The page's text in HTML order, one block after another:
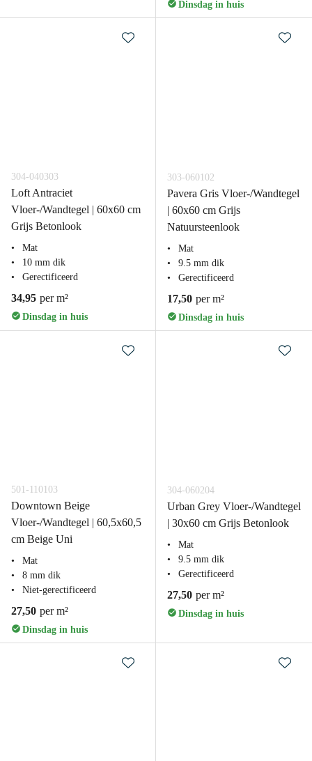
Dinsdag in huis
304-040303
Loft Antraciet
Vloer-/Wandtegel | 60x60 cm
Grijs Betonlook
Mat
10 mm dik
Gerectificeerd
34,95 per m²
Dinsdag in huis
303-060102
Pavera Gris Vloer-/Wandtegel
| 60x60 cm Grijs
Natuursteenlook
Mat
9.5 mm dik
Gerectificeerd
17,50 per m²
Dinsdag in huis
501-110103
Downtown Beige
Vloer-/Wandtegel | 60,5x60,5
cm Beige Uni
Mat
8 mm dik
Niet-gerectificeerd
27,50 per m²
Dinsdag in huis
304-060204
Urban Grey Vloer-/Wandtegel
| 30x60 cm Grijs Betonlook
Mat
9.5 mm dik
Gerectificeerd
27,50 per m²
Dinsdag in huis